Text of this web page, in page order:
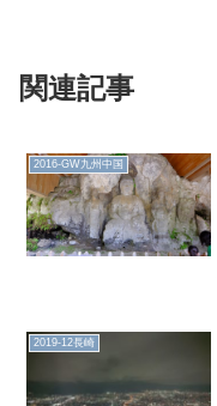
関連記事
2016-GW九州中国
2019-12長崎